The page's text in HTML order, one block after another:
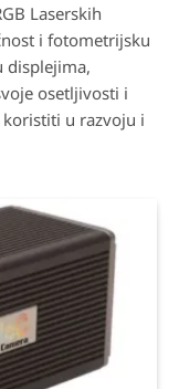
Laserskih
i fotometrijsku
displejima,
osetljivosti i
koristiti u razvoju i